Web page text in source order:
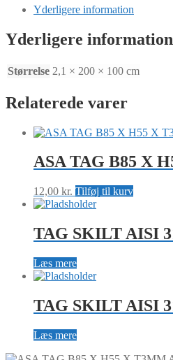
x
T2,1
Ø10x3
Yderligere information
Yderligere information
Størrelse 2,1 × 200 × 100 cm
Relaterede varer
ASA TAG B85 X
12,00 kr. Tilføj til kurv
TAG SKILT AISI
Læs mere
TAG SKILT AISI
Læs mere